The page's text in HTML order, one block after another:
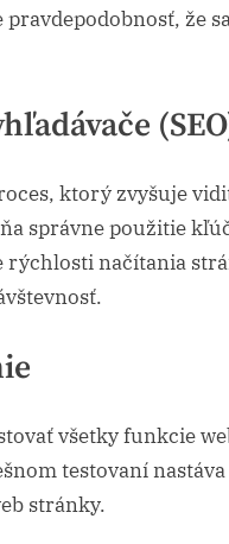
že
ktorý zvyšuje
správne použitie
načítania
všetky funkcie
testovaní
stránky.